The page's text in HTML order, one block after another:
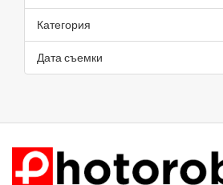
Категория
Дата съемки